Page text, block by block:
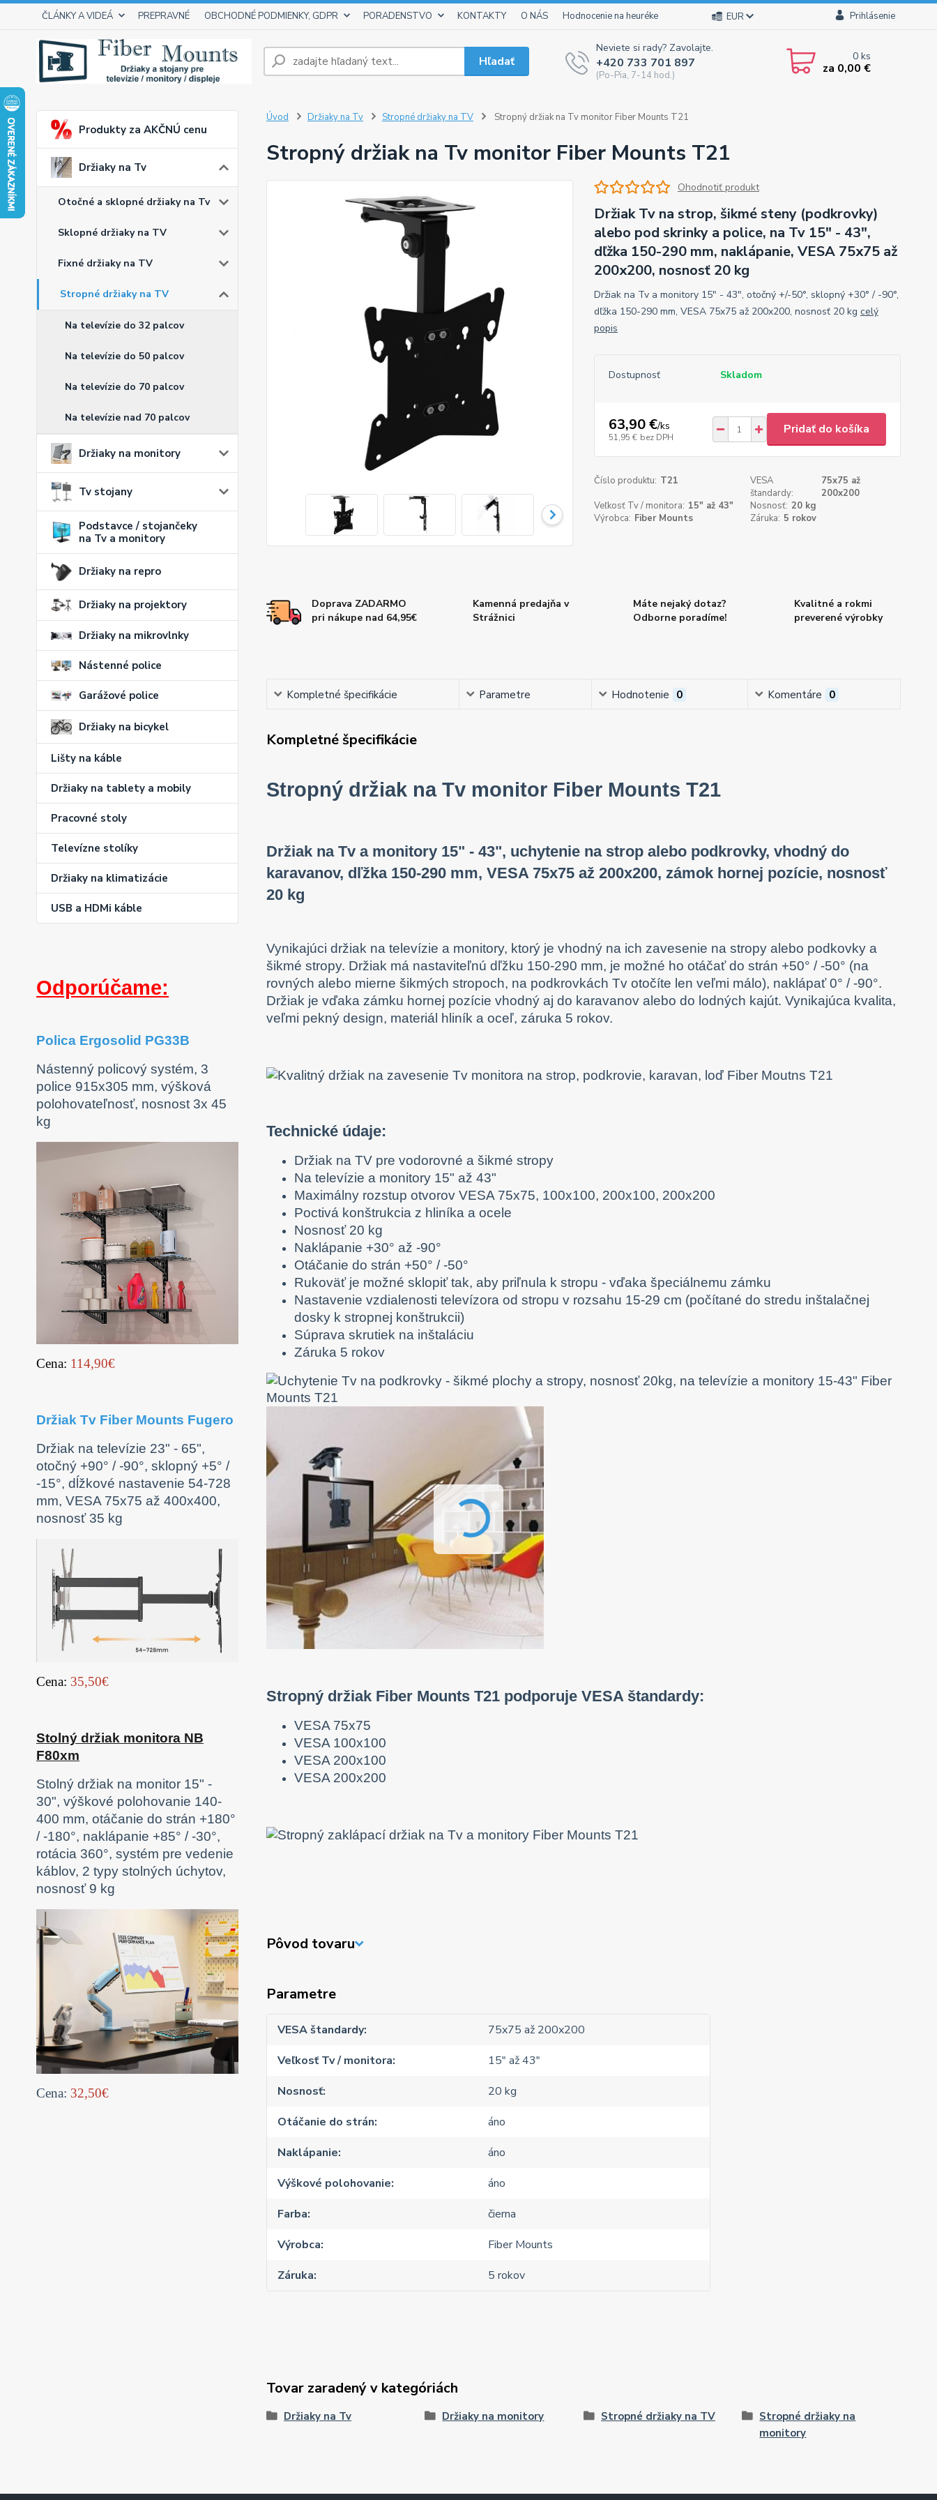
ČLÁNKY A VIDEÁ PREPRAVNÉ OBCHODNÉ PODMIENKY, GDPR PORADENSTVO KONTAKTY O NÁS Hodnocenie na heuréke EUR Prihlásenie
Hľadať
Neviete si rady? Zavolajte.
+420 733 701 897
(Po-Pia, 7-14 hod.)
0ks
za 0,00 €
Produkty za AKČNÚ cenu
Držiaky na Tv
Otočné a sklopné držiaky na Tv
Sklopné držiaky na TV
Fixné držiaky na TV
Stropné držiaky na TV
Na televízie do 32 palcov
Na televízie do 50 palcov
Na televízie do 70 palcov
Na televízie nad 70 palcov
Držiaky na monitory
Tv stojany
Podstavce / stojančeky
na Tv a monitory
Držiaky na repro
Držiaky na projektory
Držiaky na mikrovlnky
Nástenné police
Garážové police
Držiaky na bicykel
Lišty na káble
Držiaky na tablety a mobily
Pracovné stoly
Televízne stolíky
Držiaky na klimatizácie
USB a HDMi káble
Odporúčame:
Polica Ergosolid PG33B
Nástenný policový systém, 3
police 915x305 mm, výšková
polohovateľnosť, nosnost 3x 45
kg
Cena: 114,90€
Držiak Tv Fiber Mounts Fugero
Držiak na televízie 23" - 65",
otočný +90° / -90°, sklopný +5° /
-15°, dĺžkové nastavenie 54-728
mm, VESA 75x75 až 400x400,
nosnosť 35 kg
Cena: 35,50€
Stolný držiak monitora NB
F80xm
Stolný držiak na monitor 15" -
30", výškové polohovanie 140-
400 mm, otáčanie do strán +180°
/ -180°, naklápanie +85° / -30°,
rotácia 360°, systém pre vedenie
káblov, 2 typy stolných úchytov,
nosnosť 9 kg
Cena: 32,50€
Úvod Držiaky na Tv Stropné držiaky na TV Stropný držiak na Tv monitor Fiber Mounts T21
Stropný držiak na Tv monitor Fiber Mounts T21
Ohodnotiť produkt
Držiak Tv na strop, šikmé steny (podkrovky)
alebo pod skrinky a police, na Tv 15" - 43",
dľžka 150-290 mm, naklápanie, VESA 75x75 až
200x200, nosnosť 20 kg
Držiak na Tv a monitory 15" - 43", otočný +/-50°, sklopný +30° / -90°,
dľžka 150-290 mm, VESA 75x75 až 200x200, nosnosť 20 kg celý
popis
Dostupnosť Skladom
63,90 €/ks
51,95 € bez DPH
Pridať do košíka
Číslo produktu: T21
VESA
štandardy:
75x75 až
200x200
Veľkosť Tv / monitora: 15" až 43" Nosnosť: 20 kg
Výrobca: Fiber Mounts Záruka: 5 rokov
Doprava ZADARMO
pri nákupe nad 64,95€
Kamenná predajňa v
Strážnici
Máte nejaký dotaz?
Odborne poradíme!
Kvalitné a rokmi
preverené výrobky
Kompletné špecifikácie Parametre Hodnotenie 0 Komentáre 0
Kompletné špecifikácie
Stropný držiak na Tv monitor Fiber Mounts T21
Držiak na Tv a monitory 15" - 43", uchytenie na strop alebo podkrovky, vhodný do
karavanov, dľžka 150-290 mm, VESA 75x75 až 200x200, zámok hornej pozície, nosnosť
20 kg
Vynikajúci držiak na televízie a monitory, ktorý je vhodný na ich zavesenie na stropy alebo podkovky a
šikmé stropy. Držiak má nastaviteľnú dľžku 150-290 mm, je možné ho otáčať do strán +50° / -50° (na
rovných alebo mierne šikmých stropoch, na podkrovkách Tv otočíte len veľmi málo), naklápať 0° / -90°.
Držiak je vďaka zámku hornej pozície vhodný aj do karavanov alebo do lodných kajút. Vynikajúca kvalita,
veľmi pekný design, materiál hliník a oceľ, záruka 5 rokov.
Technické údaje:
Držiak na TV pre vodorovné a šikmé stropy
Na televízie a monitory 15" až 43"
Maximálny rozstup otvorov VESA 75x75, 100x100, 200x100, 200x200
Poctivá konštrukcia z hliníka a ocele
Nosnosť 20 kg
Naklápanie +30° až -90°
Otáčanie do strán +50° / -50°
Rukoväť je možné sklopiť tak, aby priľnula k stropu - vďaka špeciálnemu zámku
Nastavenie vzdialenosti televízora od stropu v rozsahu 15-29 cm (počítané do stredu inštalačnej
dosky k stropnej konštrukcii)
Súprava skrutiek na inštaláciu
Záruka 5 rokov
Stropný držiak Fiber Mounts T21 podporuje VESA štandardy:
VESA 75x75
VESA 100x100
VESA 200x100
VESA 200x200
Pôvod tovaru
Parametre
VESA štandardy
75x75 až 200x200
Veľkosť Tv / monitora
15" až 43"
Nosnosť
20 kg
Otáčanie do strán
áno
Naklápanie
áno
Výškové polohovanie
áno
Farba
čierna
Výrobca
Fiber Mounts
Záruka
5 rokov
Tovar zaradený v kategóriách
Držiaky na Tv Držiaky na monitory Stropné držiaky na TV
Stropné držiaky na
monitory